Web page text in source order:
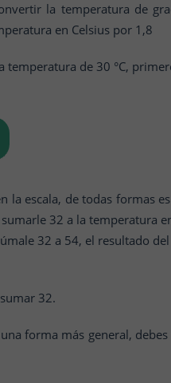
la temperatura de
en Celsius por 1,8
temperatura de 30 °C,
la escala, de todas formas
32 a la temperatura
32 a 54, el resultado
32.
forma más general,